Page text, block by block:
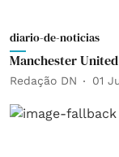
diario-de-noticias
Manchester
Redação DN 01